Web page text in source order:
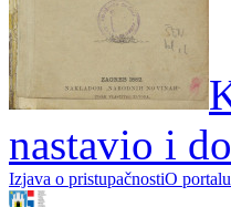
nastavio i
Izjava o pristupačnostiO portalu